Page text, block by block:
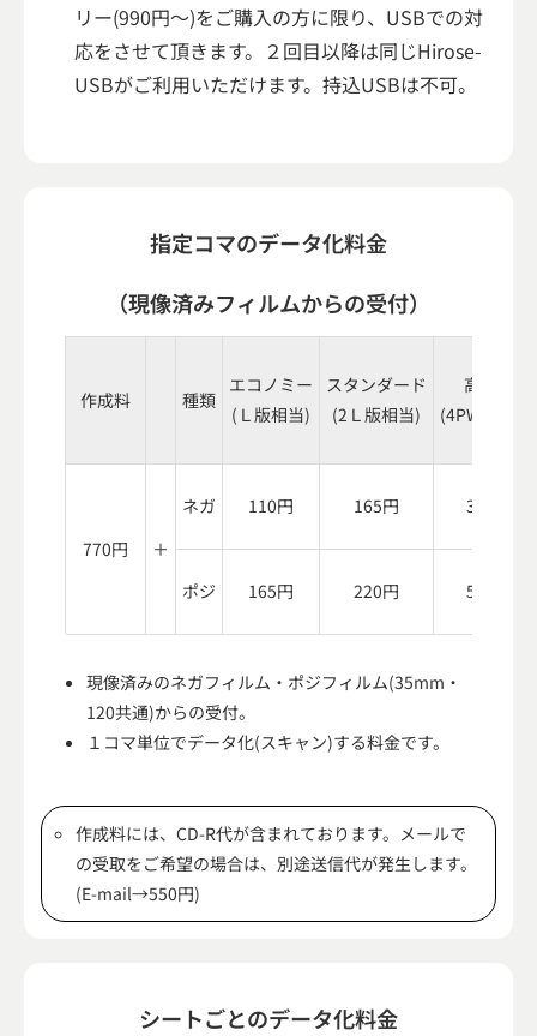
リー(990円～)をご購入の方に限り、USBでの対
応をさせて頂きます。２回目以降は同じHirose-
USBがご利用いただけます。持込USBは不可。
指定コマのデータ化料金
（現像済みフィルムからの受付）
作成料 種類
エコノミー
(Ｌ版相当)
スタンダード
(2Ｌ版相当)
高画質
(4PW版相当)
770円 ＋
ネガ 110円 165円 396円
ポジ 165円 220円 550円
現像済みのネガフィルム・ポジフィルム(35mm・
120共通)からの受付。
１コマ単位でデータ化(スキャン)する料金です。
作成料には、CD-R代が含まれております。メールで
の受取をご希望の場合は、別途送信代が発生します。
(E-mail→550円)
シートごとのデータ化料金